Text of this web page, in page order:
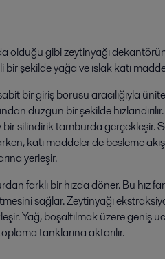
olduğu gibi zeytinyağı
şekilde yağa ve ıslak katı
bir giriş borusu aracılığıyla
düzgün bir şekilde
bir silindirik tamburda gerçekleşir.
katı maddeler de besleme
yerleşir.
farklı bir hızda döner. Bu hız
sağlar. Zeytinyağı
Yağ, boşaltılmak üzere geniş
tanklarına aktarılır.